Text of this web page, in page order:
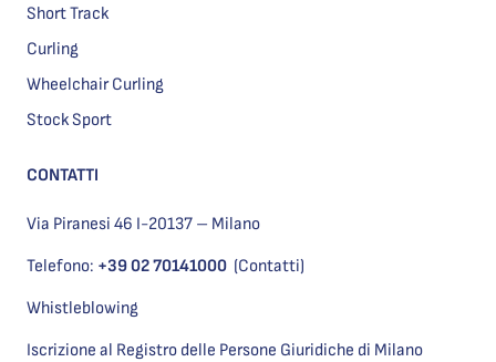
Short Track
Curling
Wheelchair Curling
Stock Sport
CONTATTI
Via Piranesi 46 I-20137 – Milano
Telefono: +39 02 70141000 (Contatti)
Whistleblowing
Iscrizione al Registro delle Persone Giuridiche di Milano